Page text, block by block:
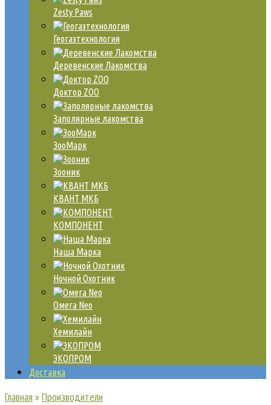
Zesty Paws
Геогазтехнология
Деревенские Лакомства
Доктор ZOO
Заполярные лакомства
ЗооМарк
Зооник
КВАНТ МКБ
КОМПОНЕНТ
Наша Марка
Ночной Охотник
Омега Neo
Хемилайн
ЭКОПРОМ
Доставка
Главная »Производители